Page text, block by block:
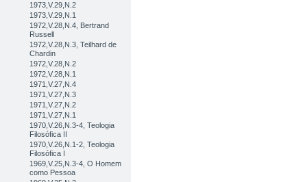
1973,V.29,N.2
1973,V.29,N.1
1972,V.28,N.4, Bertrand
Russell
1972,V.28,N.3, Teilhard de
Chardin
1972,V.28,N.2
1972,V.28,N.1
1971,V.27,N.4
1971,V.27,N.3
1971,V.27,N.2
1971,V.27,N.1
1970,V.26,N.3-4, Teologia
Filosófica II
1970,V.26,N.1-2, Teologia
Filosófica I
1969,V.25,N.3-4, O Homem
como Pessoa